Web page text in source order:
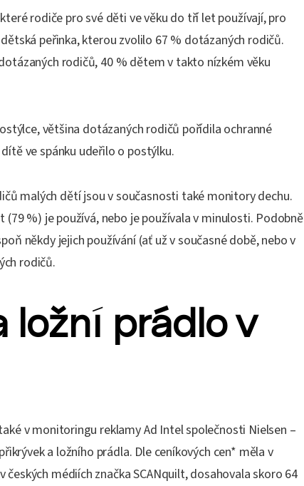
rodiče pro své děti ve věku do tří let používají, pro
peřinka, kterou zvolilo 67 % dotázaných rodičů.
rodičů, 40 % dětem v takto nízkém věku
většina dotázaných rodičů pořídila ochranné
ve spánku udeřilo o postýlku.
malých dětí jsou v současnosti také monitory dechu.
%) je používá, nebo je používala v minulosti. Podobně
někdy jejich používání (ať už v současné době, nebo v
rodičů.
ložní prádlo v
v monitoringu reklamy Ad Intel společnosti Nielsen –
a ložního prádla. Dle ceníkových cen* měla v
médiích značka SCANquilt, dosahovala skoro 64